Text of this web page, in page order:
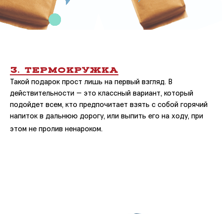
3. ТЕРМОКРУЖКА
Такой подарок прост лишь на первый взгляд. В
действительности — это классный вариант, который
подойдет всем, кто предпочитает взять с собой горячий
напиток в дальнюю дорогу, или выпить его на ходу, при
этом не пролив ненароком.